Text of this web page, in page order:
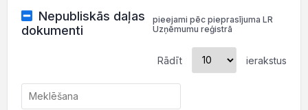
Nepubliskās daļas
dokumenti
pieejami pēc pieprasījuma LR
Uzņēmumu reģistrā
Rādīt ierakstus